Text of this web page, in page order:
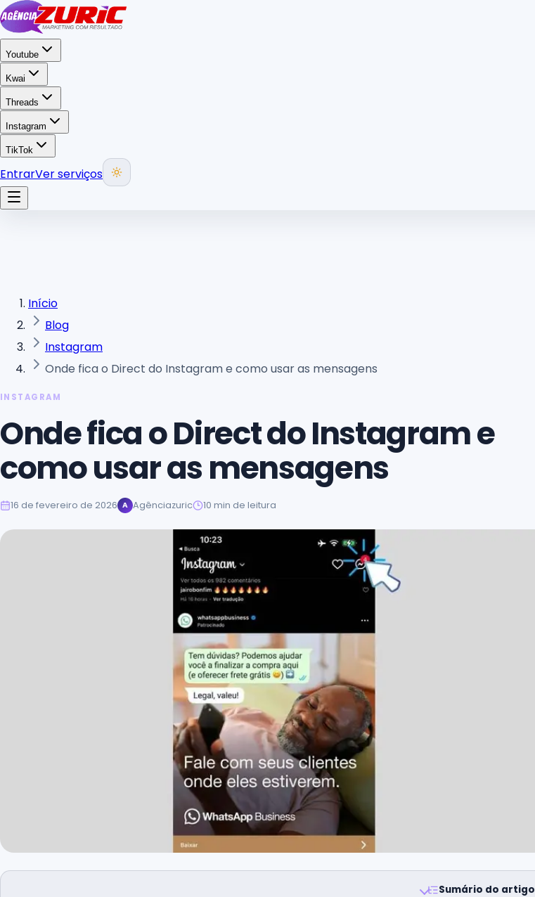
Youtube
Kwai
Threads
Instagram
TikTok
EntrarVer serviços
Início
Blog
Instagram
Onde fica o Direct do Instagram e como usar as mensagens
INSTAGRAM
Onde fica o Direct do Instagram e
como usar as mensagens
16 de fevereiro de 2026 A Agênciazuric 10 min de leitura
Sumário do artigo